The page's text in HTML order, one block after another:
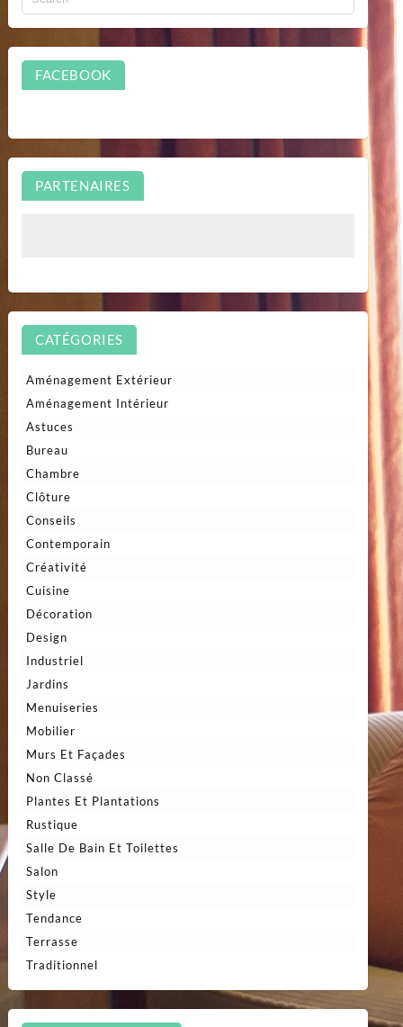
FACEBOOK
PARTENAIRES
CATÉGORIES
Aménagement Extérieur
Aménagement Intérieur
Astuces
Bureau
Chambre
Clôture
Conseils
Contemporain
Créativité
Cuisine
Décoration
Design
Industriel
Jardins
Menuiseries
Mobilier
Murs Et Façades
Non Classé
Plantes Et Plantations
Rustique
Salle De Bain Et Toilettes
Salon
Style
Tendance
Terrasse
Traditionnel